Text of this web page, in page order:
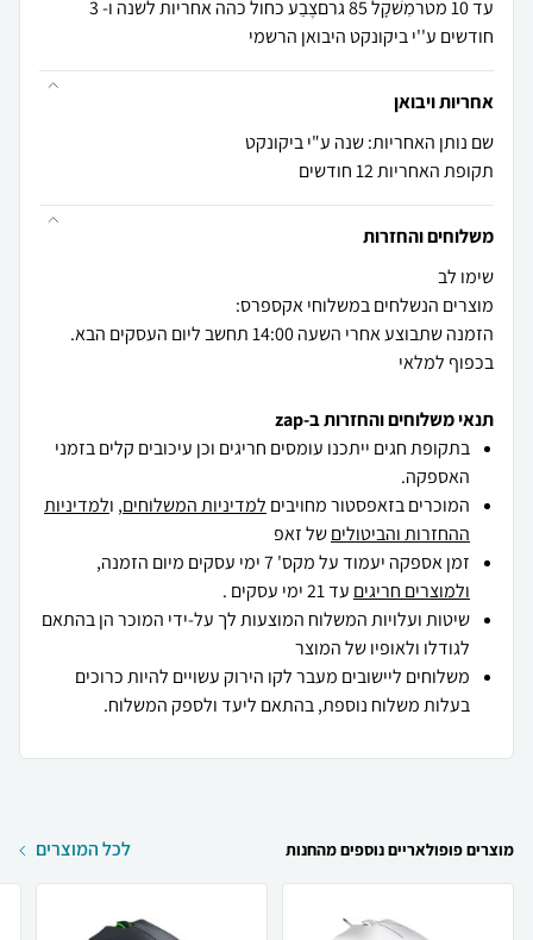
עד 10 מטרמִשׁקָל 85 גרםצֶבַע כחול כהה אחריות לשנה ו- 3
חודשים ע''י ביקונקט היבואן הרשמי
אחריות ויבואן
שם נותן האחריות: שנה ע"י ביקונקט
תקופת האחריות 12 חודשים
משלוחים והחזרות
הזמנה שתבוצע אחרי השעה 14:00 תחשב ליום העסקים הבא.
בכפוף למלאי
תנאי משלוחים והחזרות ב-zap
בתקופת חגים ייתכנו עומסים חריגים וכן עיכובים קלים בזמני
האספקה.
המוכרים בזאפסטור מחויבים למדיניות המשלוחים, ולמדיניות
ההחזרות והביטוליםשל זאפ
זמן אספקה יעמוד על מקס' 7 ימי עסקים מיום הזמנה,
ולמוצרים חריגים עד 21 ימי עסקים .
שיטות ועלויות המשלוח המוצעות לך על-ידי המוכר הן בהתאם
לגודלו ולאופיו של המוצר
משלוחים ליישובים מעבר לקו הירוק עשויים להיות כרוכים
בעלות משלוח נוספת, בהתאם ליעד ולספק המשלוח.
מוצרים פופולאריים נוספים מהחנות לכל המוצרים